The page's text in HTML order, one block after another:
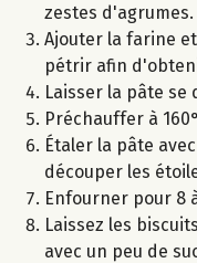
zestes d'agrumes.
Ajouter la farine
pétrir afin
Laisser la pâte se
Préchauffer à
Étaler la pâte
découper les
Enfourner pour 8
Laissez les
avec un peu de